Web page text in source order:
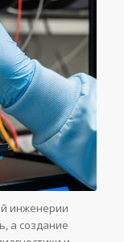
инженерии
а создание